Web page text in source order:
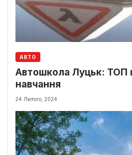
АВТО
Автошкола Луцьк: ТОП
навчання
24 Лютого, 2024